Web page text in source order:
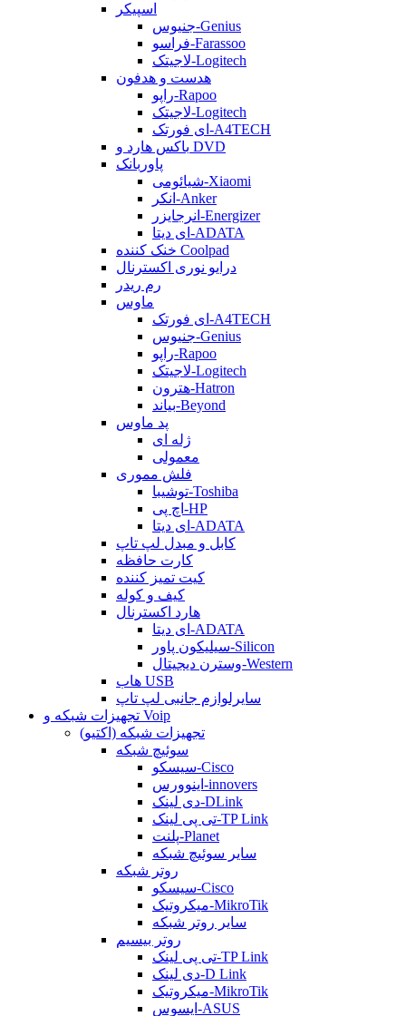
اسپیکر
جنیوس-Genius
فراسو-Farassoo
لاجیتک-Logitech
هدست و هدفون
راپو-Rapoo
لاجیتک-Logitech
ای فورتک-A4TECH
باکس هارد و DVD
پاوربانک
شیائومی-Xiaomi
انکر-Anker
انرجایزر-Energizer
ای دیتا-ADATA
خنک کننده Coolpad
درایو نوری اکسترنال
رم ریدر
ماوس
ای فورتک-A4TECH
جنیوس-Genius
راپو-Rapoo
لاجیتک-Logitech
هترون-Hatron
بیاند-Beyond
پد ماوس
ژله ای
معمولی
فلش مموری
توشیبا-Toshiba
اچ پی-HP
ای دیتا-ADATA
کابل و مبدل لپ تاپ
کارت حافظه
کیت تمیز کننده
کیف و کوله
هارد اکسترنال
ای دیتا-ADATA
سیلیکون پاور-Silicon
وسترن دیجیتال-Western
هاب USB
سایرلوازم جانبی لپ تاپ
تجهیزات شبکه و Voip
تجهیزات شبکه (اکتیو)
سوئیچ شبکه
سیسکو-Cisco
اینوورس-innovers
دی لینک-DLink
تی پی لینک-TP Link
پلنت-Planet
سایر سوئیچ شبکه
روتر شبکه
سیسکو-Cisco
میکروتیک-MikroTik
سایر روتر شبکه
روتر بیسیم
تی پی لینک-TP Link
دی لینک-D Link
میکروتیک-MikroTik
ایسوس-ASUS